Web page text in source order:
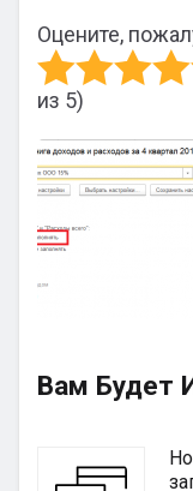
Оцените,
из 5)
Вам Будет